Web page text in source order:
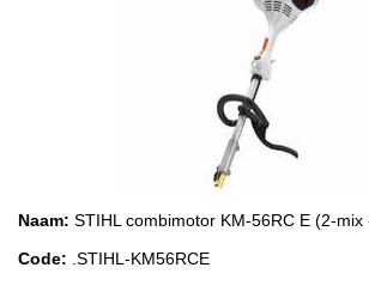
Naam: STIHL combimotor KM-56RC E (2-
Code: .STIHL-KM56RCE